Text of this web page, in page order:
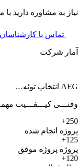
نیاز به مشاوره دارید
تماس با
آمار شرکت
AEG انتخاب توئه…
وقتـــی کیـــفـــیت
250+
پروژه انجام شده
125+
پروژه پروژه موفق
120+